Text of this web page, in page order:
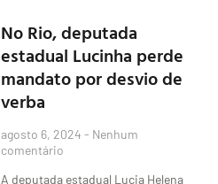
No Rio, deputada
estadual Lucinha perde
mandato por desvio de
verba
agosto 6, 2024 Nenhum
comentário
A deputada estadual Lucia Helena